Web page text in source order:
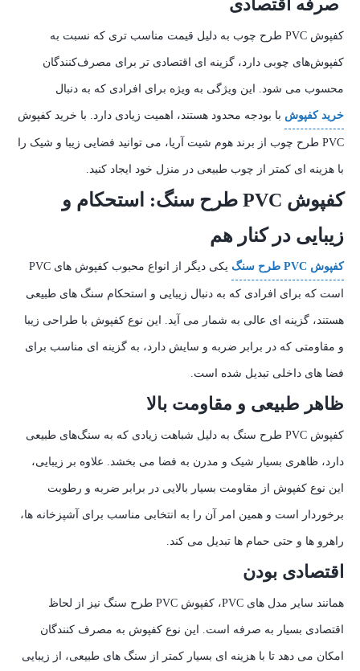
صرفه اقتصادی
کفپوش PVC طرح چوب به دلیل قیمت مناسب‌ تری که نسبت به
کفپوش‌های چوبی دارد، گزینه‌ ای اقتصادی‌ تر برای مصرف‌کنندگان
محسوب می‌ شود. این ویژگی به ویژه برای افرادی که به دنبال
خرید کفپوش با بودجه محدود هستند، اهمیت زیادی دارد. با خرید کفپوش
PVC طرح چوب از برند هوم شیت آریا، می‌ توانید فضایی زیبا و شیک را
با هزینه‌ ای کمتر از چوب طبیعی در منزل خود ایجاد کنید.
کفپوش PVC طرح سنگ: استحکام و
زیبایی در کنار هم
کفپوش PVC طرح سنگ یکی دیگر از انواع محبوب کفپوش‌ های PVC
است که برای افرادی که به دنبال زیبایی و استحکام سنگ‌ های طبیعی
هستند، گزینه‌ ای عالی به شمار می‌ آید. این نوع کفپوش با طراحی زیبا
و مقاومتی که در برابر ضربه و سایش دارد، به گزینه‌ ای مناسب برای
فضا های داخلی تبدیل شده است.
ظاهر طبیعی و مقاومت بالا
کفپوش PVC طرح سنگ به دلیل شباهت زیادی که به سنگ‌های طبیعی
دارد، ظاهری بسیار شیک و مدرن به فضا می‌ بخشد. علاوه بر زیبایی،
این نوع کفپوش از مقاومت بسیار بالایی در برابر ضربه و رطوبت
برخوردار است و همین امر آن را به انتخابی مناسب برای آشپزخانه‌ ها،
راهرو ها و حتی حمام‌ ها تبدیل می‌ کند.
اقتصادی بودن
همانند سایر مدل‌ های PVC، کفپوش PVC طرح سنگ نیز از لحاظ
اقتصادی بسیار به‌ صرفه است. این نوع کفپوش به مصرف‌ کنندگان
امکان می‌ دهد تا با هزینه‌ ای بسیار کمتر از سنگ‌ های طبیعی، از زیبایی